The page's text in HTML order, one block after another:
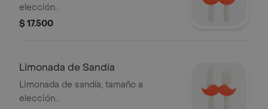
elección..
$ 17.500
Limonada de Sandía
Limonada de sandía, tamaño a
elección..